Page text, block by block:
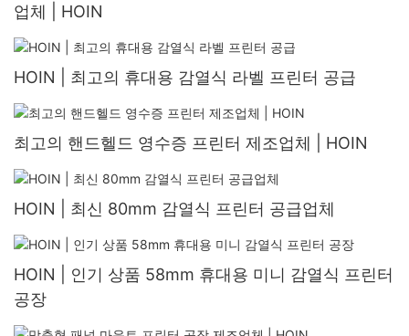
업체 | HOIN
HOIN | 최고의 휴대용 감열식 라벨 프린터 공급
최고의 핸드헬드 영수증 프린터 제조업체 | HOIN
HOIN | 최신 80mm 감열식 프린터 공급업체
HOIN | 인기 상품 58mm 휴대용 미니 감열식 프린터
공장